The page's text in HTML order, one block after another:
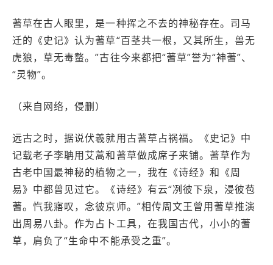
蓍草在古人眼里，是一种挥之不去的神秘存在。司马
迁的《史记》认为蓍草“百茎共一根，又其所生，兽无
虎狼，草无毒螫。”古往今来都把“蓍草”誉为“神蓍”、
“灵物”。
（来自网络，侵删）
远古之时，据说伏羲就用古蓍草占祸福。《史记》中
记载老子李聃用艾蒿和蓍草做成席子来铺。蓍草作为
古老中国最神秘的植物之一，我在《诗经》和《周
易》中都曾见过它。《诗经》有云“冽彼下泉，浸彼苞
蓍。忾我寤叹，念彼京师。”相传周文王曾用蓍草推演
出周易八卦。作为占卜工具，在我国古代，小小的蓍
草，肩负了“生命中不能承受之重”。